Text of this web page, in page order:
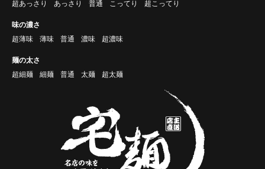
超あっさり
あっさり 普通 こってり 超こってり
味の濃さ
超薄味
薄味 普通 濃味 超濃味
麺の太さ
超細麺
細麺 普通 太麺 超太麺